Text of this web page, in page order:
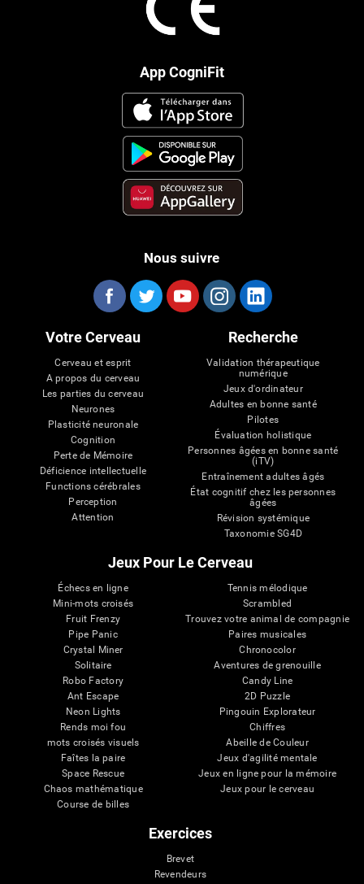
App CogniFit
Nous suivre
Votre Cerveau
Cerveau et esprit
A propos du cerveau
Les parties du cerveau
Neurones
Plasticité neuronale
Cognition
Perte de Mémoire
Déficience intellectuelle
Functions cérébrales
Perception
Attention
Recherche
Validation thérapeutique
numérique
Jeux d'ordinateur
Adultes en bonne santé
Pilotes
Évaluation holistique
Personnes âgées en bonne santé
(iTV)
Entraînement adultes âgés
État cognitif chez les personnes
âgées
Révision systémique
Taxonomie SG4D
Jeux Pour Le Cerveau
Échecs en ligne
Mini-mots croisés
Fruit Frenzy
Pipe Panic
Crystal Miner
Solitaire
Robo Factory
Ant Escape
Neon Lights
Rends moi fou
mots croisés visuels
Faîtes la paire
Space Rescue
Chaos mathématique
Course de billes
Tennis mélodique
Scrambled
Trouvez votre animal de compagnie
Paires musicales
Chronocolor
Aventures de grenouille
Candy Line
2D Puzzle
Pingouin Explorateur
Chiffres
Abeille de Couleur
Jeux d'agilité mentale
Jeux en ligne pour la mémoire
Jeux pour le cerveau
Exercices
Brevet
Revendeurs